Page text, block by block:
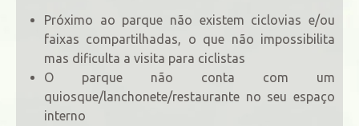
Próximo ao parque não existem ciclovias e/ou
faixas compartilhadas, o que não impossibilita
mas dificulta a visita para ciclistas
O parque não conta com um
quiosque/lanchonete/restaurante no seu espaço
interno